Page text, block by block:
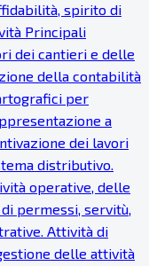
spirito di
Principali
dei cantieri e delle
della contabilità
per
a
dei lavori
distributivo.
operative, delle
permessi, servitù,
Attività di
delle attività